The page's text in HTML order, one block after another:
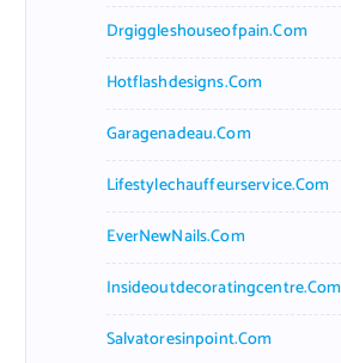
Drgiggleshouseofpain.com
Hotflashdesigns.com
Garagenadeau.com
Lifestylechauffeurservice.com
EverNewNails.com
Insideoutdecoratingcentre.com
Salvatoresinpoint.com